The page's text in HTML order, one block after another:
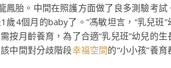
鳳胎。中間在照護方面做了良多測驗考試
歲4個月的baby了。”馮敏坦言，“乳兒班”
按月齡養育，為了合適“乳兒班”幼兒的生
中間對分歧階段幸福空間的“小小孩”養育